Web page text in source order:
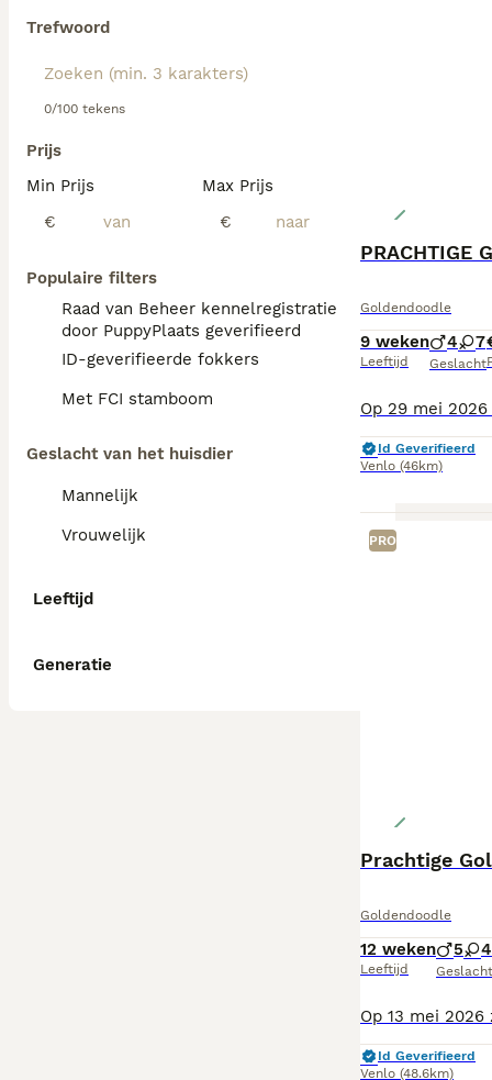
Trefwoord
0/100 tekens
Prijs
Min Prijs
€
Max Prijs
€
Populaire filters
Raad van Beheer kennelregistratie
door PuppyPlaats geverifieerd
ID-geverifieerde fokkers
Met FCI stamboom
Geslacht van het huisdier
Mannelijk
Vrouwelijk
Leeftijd
Generatie
PRACHTIGE
Goldendoodle
9 weken
Leeftijd
4 7
Geslacht
Id Geverifieerd
Venlo (46km)
PRO
Prachtige
Goldendoodle
12 weken
Leeftijd
5 4
Geslacht
Id Geverifieerd
Venlo (48.6km)